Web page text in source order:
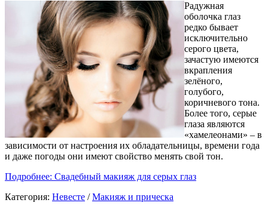
Радужная
оболочка глаз
редко бывает
исключительно
серого цвета,
зачастую имеются
вкрапления
зелёного,
голубого,
коричневого тона.
Более того, серые
глаза являются
«хамелеонами» – в
зависимости от настроения их обладательницы, времени года
и даже погоды они имеют свойство менять свой тон.
Подробнее: Свадебный макияж для серых глаз
Категория: Невесте /Макияж и прическа